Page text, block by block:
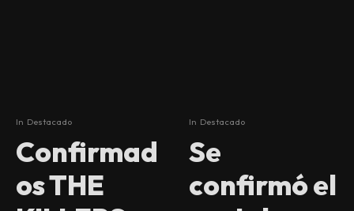
In Destacado
Confirmad
os THE
In Destacado
Se
confirmó el